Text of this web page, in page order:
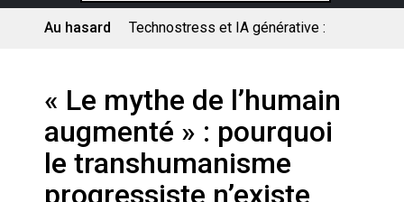
Au hasard
Technostress et IA générative :
Pourquoi les études qui
prévoient la fin de l’emploi « à
cause » de l’IA se plantent-
elles toujours ?
Le consultant : une lecture
sociologique
« Le mythe de l’humain
augmenté » : pourquoi
le transhumanisme
progressiste n’existe